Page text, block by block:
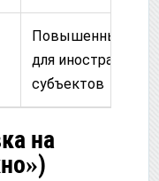
Повышенный
для иностранных
субъектов
на